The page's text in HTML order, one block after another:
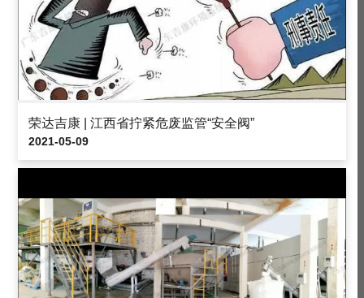
荣达吉康 | 江西省拧紧危废监管“安全阀”
2021-05-09